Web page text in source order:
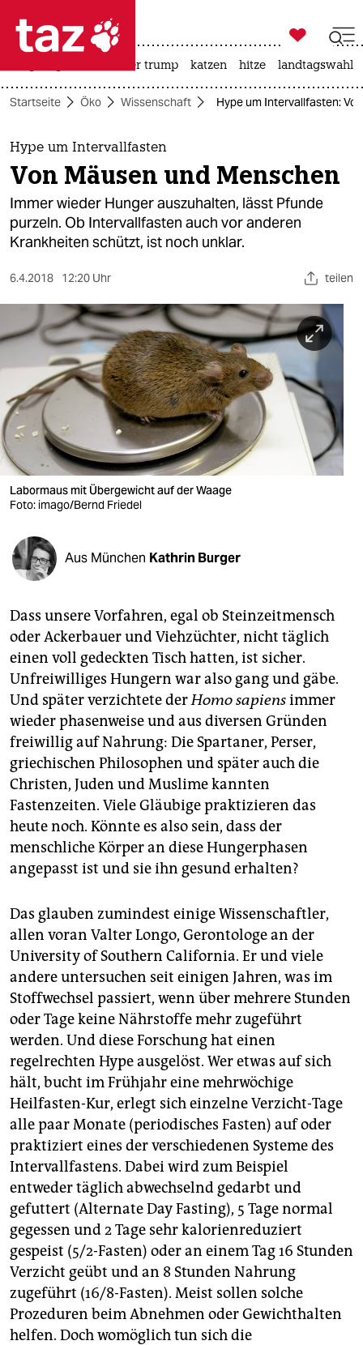
 taz zahl ich
taz zahl ich
themen
politik
öko
sport
berlin
nord
wahrheit
verlag
verlag
veranstaltungen
shop
unterstützen
abo
genossenschaft
epaper login

taz zahl ich
usa unter trump katzen hitze landtagswahl
Startseite Öko Wissenschaft Hype um Intervallfasten:
Hype um Intervallfasten
Von Mäusen und Menschen
Immer wieder Hunger auszuhalten, lässt Pfunde
purzeln. Ob Intervallfasten auch vor anderen
Krankheiten schützt, ist noch unklar.
6.4.2018 12:20 Uhr teilen
Labormaus mit Übergewicht auf der Waage
Foto: imago/Bernd Friedel
Aus München Kathrin Burger
Dass unsere Vorfahren, egal ob Steinzeitmensch
oder Ackerbauer und Viehzüchter, nicht täglich
einen voll gedeckten Tisch hatten, ist sicher.
Unfreiwilliges Hungern war also gang und gäbe.
Und später verzichtete derHomo sapiensimmer
wieder phasenweise und aus diversen Gründen
freiwillig auf Nahrung: Die Spartaner, Perser,
griechischen Philosophen und später auch die
Christen, Juden und Muslime kannten
Fastenzeiten. Viele Gläubige praktizieren das
heute noch. Könnte es also sein, dass der
menschliche Körper an diese Hungerphasen
angepasst ist und sie ihn gesund erhalten?
Das glauben zumindest einige Wissenschaftler,
allen voran Valter Longo, Gerontologe an der
University of Southern California. Er und viele
andere untersuchen seit einigen Jahren, was im
Stoffwechsel passiert, wenn über mehrere Stunden
oder Tage keine Nährstoffe mehr zugeführt
werden. Und diese Forschung hat einen
regelrechten Hype ausgelöst. Wer etwas auf sich
hält, bucht im Frühjahr eine mehrwöchige
Heilfasten-Kur, erlegt sich einzelne Verzicht-Tage
alle paar Monate (periodisches Fasten) auf oder
praktiziert eines der verschiedenen Systeme des
Intervallfastens. Dabei wird zum Beispiel
entweder täglich abwechselnd gedarbt und
gefuttert (Alternate Day Fasting), 5 Tage normal
gegessen und 2 Tage sehr kalorienreduziert
gespeist (5/2-Fasten) oder an einem Tag 16 Stunden
Verzicht geübt und an 8 Stunden Nahrung
zugeführt (16/8-Fasten). Meist sollen solche
Prozeduren beim Abnehmen oder Gewichthalten
helfen. Doch womöglich tun sich die